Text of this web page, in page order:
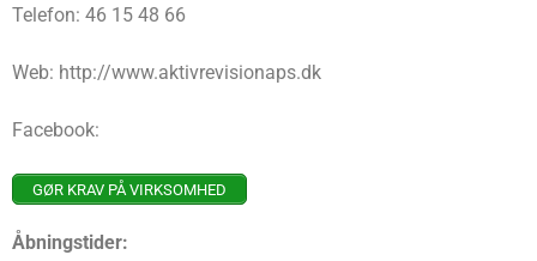
Telefon: 46 15 48 66
Web: http://www.aktivrevisionaps.dk
Facebook:
GØR KRAV PÅ VIRKSOMHED
Åbningstider: